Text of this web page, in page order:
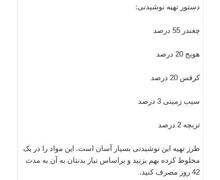
دستور تهیه نوشیدنی:
چغندر 55 درصد
هویج 20 درصد
کرفس 20 درصد
سیب زمینی 3 درصد
تربچه 2 درصد
طرز تهیه این نوشیدنی بسیار آسان است. این مواد را در یک
مخلوط کرده بهم بزنید و براساس نیاز بدنتان به آن به مدت
42 روز مصرف کنید.